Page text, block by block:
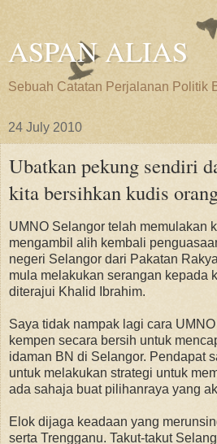
ASPAN ALIAS
Sebuah Catatan Perjalanan Politik
24 July 2010
Ubatkan pekung sendiri
kita bersihkan kudis
UMNO Selangor telah memulakan
mengambil alih kembali
negeri Selangor dari Pakatan
mula melakukan serangan kepada
diterajui Khalid Ibrahim.
Saya tidak nampak lagi cara
kempen secara bersih untuk
idaman BN di Selangor. Pendapat
untuk melakukan strategi untuk
ada sahaja buat pilihanraya yang
Elok dijaga keadaan yang
serta Trengganu. Takut-takut